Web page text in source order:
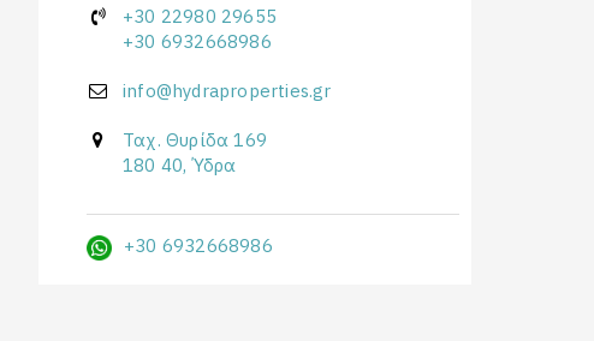
+30 22980 29655
+30 6932668986
info@hydraproperties.gr
Ταχ. Θυρίδα 169
180 40, Ύδρα
+30 6932668986